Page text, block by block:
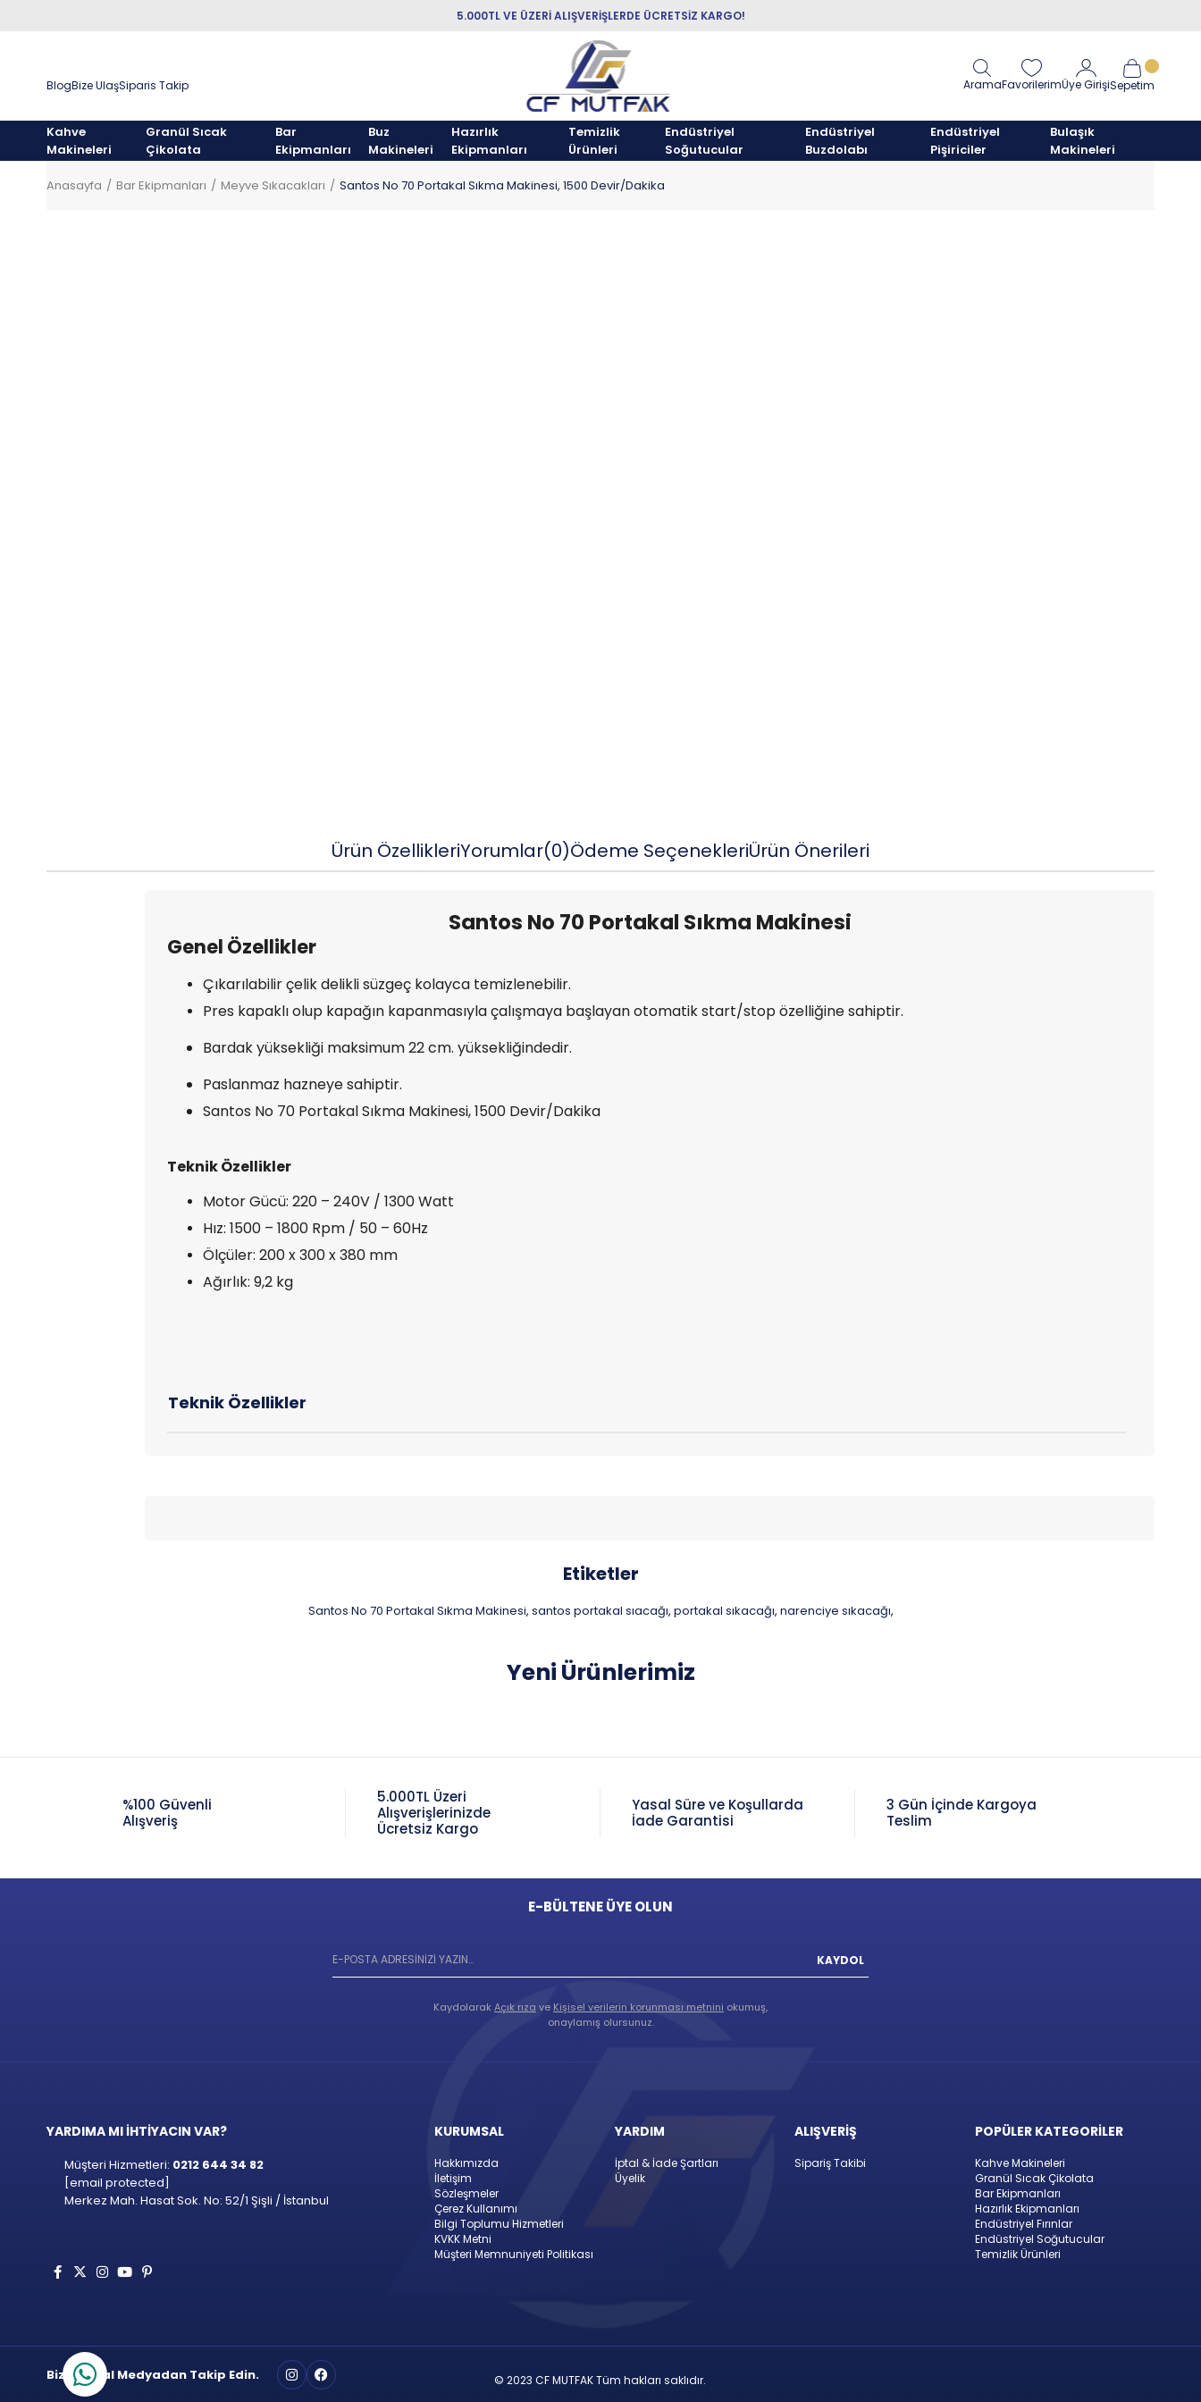
5.000TL VE ÜZERİ ALIŞVERİŞLERDE ÜCRETSİZ KARGO!
BlogBize UlaşSiparis Takip AramaFavorilerimÜye GirişiSepetim
Kahve
Makineleri
Granül Sıcak
Çikolata
Bar
Ekipmanları
Buz
Makineleri
Hazırlık
Ekipmanları
Temizlik
Ürünleri
Endüstriyel
Soğutucular
Endüstriyel
Buzdolabı
Endüstriyel
Pişiriciler
Bulaşık
Makineleri
Anasayfa Bar Ekipmanları Meyve Sıkacakları Santos No 70 Portakal Sıkma Makinesi, 1500 Devir/Dakika
Ürün ÖzellikleriYorumlar(0)Ödeme SeçenekleriÜrün Önerileri
Santos No 70 Portakal Sıkma Makinesi
Genel Özellikler
Çıkarılabilir çelik delikli süzgeç kolayca temizlenebilir.
Pres kapaklı olup kapağın kapanmasıyla çalışmaya başlayan otomatik start/stop özelliğine sahiptir.
Bardak yüksekliği maksimum 22 cm. yüksekliğindedir.
Paslanmaz hazneye sahiptir.
Santos No 70 Portakal Sıkma Makinesi, 1500 Devir/Dakika
Teknik Özellikler
Motor Gücü: 220 – 240V / 1300 Watt
Hız: 1500 – 1800 Rpm / 50 – 60Hz
Ölçüler: 200 x 300 x 380 mm
Ağırlık: 9,2 kg
Etiketler
Santos No 70 Portakal Sıkma Makinesi, santos portakal sıacağı, portakal sıkacağı, narenciye sıkacağı,
Yeni Ürünlerimiz
%100 Güvenli
Alışveriş
5.000TL Üzeri
Alışverişlerinizde
Ücretsiz Kargo
Yasal Süre ve Koşullarda
İade Garantisi
3 Gün İçinde Kargoya
Teslim
E-BÜLTENE ÜYE OLUN
KAYDOL
KaydolarakAçık rıza ve Kişisel verilerin korunması metnini okumuş,
onaylamış olursunuz.
YARDIMA MI İHTİYACIN VAR?
Müşteri Hizmetleri: 0212 644 34 82
[email protected]
Merkez Mah. Hasat Sok. No: 52/1 Şişli / İstanbul
KURUMSAL
Hakkımızda
İletişim
Sözleşmeler
Çerez Kullanımı
Bilgi Toplumu Hizmetleri
KVKK Metni
Müşteri Memnuniyeti Politikası
YARDIM
İptal & İade Şartları
Üyelik
ALIŞVERİŞ
Sipariş Takibi
POPÜLER KATEGORİLER
Kahve Makineleri
Granül Sıcak Çikolata
Bar Ekipmanları
Hazırlık Ekipmanları
Endüstriyel Fırınlar
Endüstriyel Soğutucular
Temizlik Ürünleri
Bizi Sosyal Medyadan Takip Edin. © 2023 CF MUTFAK Tüm hakları saklıdır.